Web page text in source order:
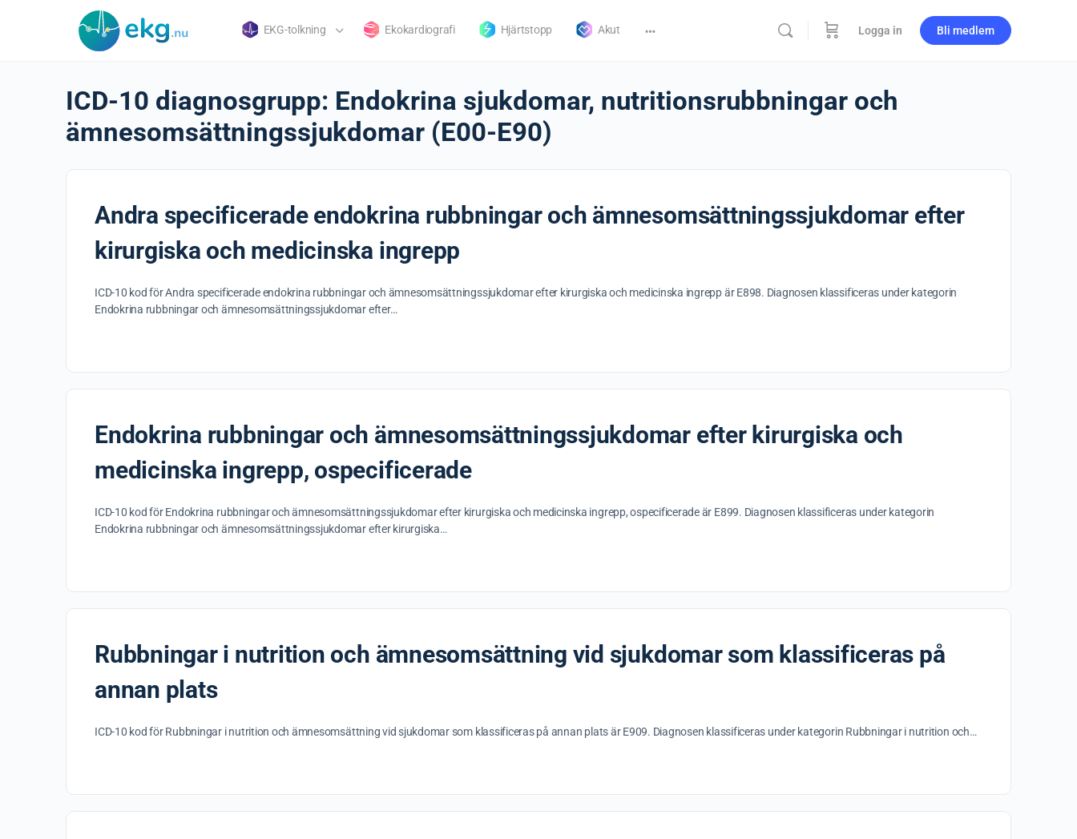
EKG-tolkning Ekokardiografi Hjärtstopp Akut Logga in Bli medlem
ICD-10 diagnosgrupp: Endokrina sjukdomar, nutritionsrubbningar och
ämnesomsättningssjukdomar (E00-E90)
Andra specificerade endokrina rubbningar och ämnesomsättningssjukdomar efter
kirurgiska och medicinska ingrepp
ICD-10 kod för Andra specificerade endokrina rubbningar och ämnesomsättningssjukdomar efter kirurgiska och medicinska ingrepp är E898. Diagnosen klassificeras under kategorin
Endokrina rubbningar och ämnesomsättningssjukdomar efter…
Endokrina rubbningar och ämnesomsättningssjukdomar efter kirurgiska och
medicinska ingrepp, ospecificerade
ICD-10 kod för Endokrina rubbningar och ämnesomsättningssjukdomar efter kirurgiska och medicinska ingrepp, ospecificerade är E899. Diagnosen klassificeras under kategorin
Endokrina rubbningar och ämnesomsättningssjukdomar efter kirurgiska…
Rubbningar i nutrition och ämnesomsättning vid sjukdomar som klassificeras på
annan plats
ICD-10 kod för Rubbningar i nutrition och ämnesomsättning vid sjukdomar som klassificeras på annan plats är E909. Diagnosen klassificeras under kategorin Rubbningar i nutrition och…